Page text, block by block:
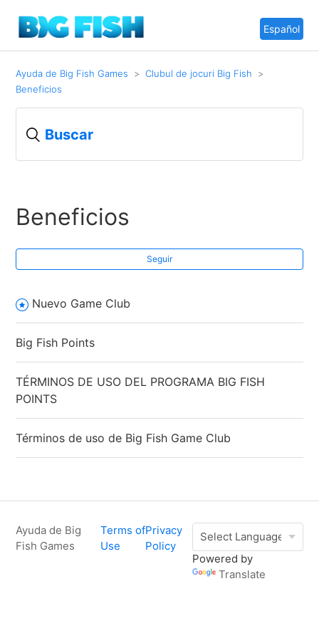
Español
Ayuda de Big Fish Games
Clubul de jocuri Big Fish
Beneficios
Beneficios
Seguir
Nuevo Game Club
Big Fish Points
TÉRMINOS DE USO DEL PROGRAMA BIG FISH
POINTS
Términos de uso de Big Fish Game Club
Ayuda de Big
Fish Games
Terms of
Use
Privacy
Policy
Powered by
Translate